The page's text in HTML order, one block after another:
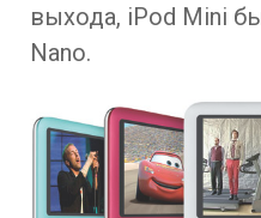
выхода, iPod Mini
Nano.